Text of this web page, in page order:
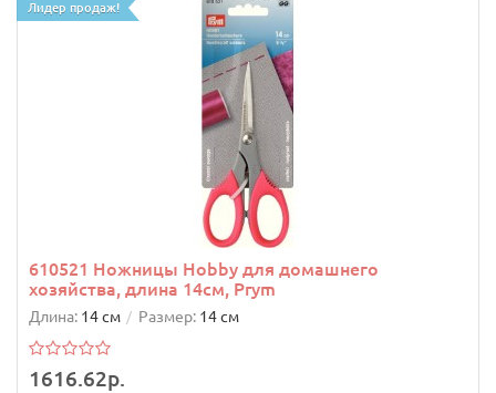
Лидер продаж!
610521 Ножницы Hobby для домашнего
хозяйства, длина 14см, Prym
Длина: 14 см Размер: 14 см
1616.62р.